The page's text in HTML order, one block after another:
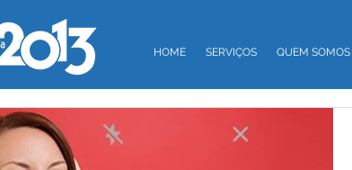
HOME SERVIÇOS QUEM SOMOS